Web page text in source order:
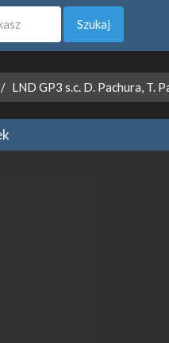
Szukaj
LND GP3 s.c. D. Pachura, T.